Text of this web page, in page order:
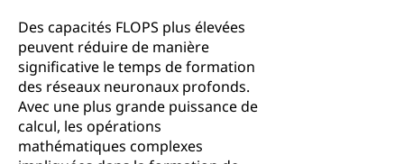
Des capacités FLOPS plus élevées
peuvent réduire de manière
significative le temps de formation
des réseaux neuronaux profonds.
Avec une plus grande puissance de
calcul, les opérations
mathématiques complexes